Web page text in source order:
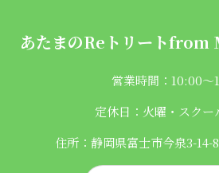
あたまのReトリートfrom
営業時間：10:00〜
定休日：火曜・スクー
住所：静岡県富士市今泉3-14-